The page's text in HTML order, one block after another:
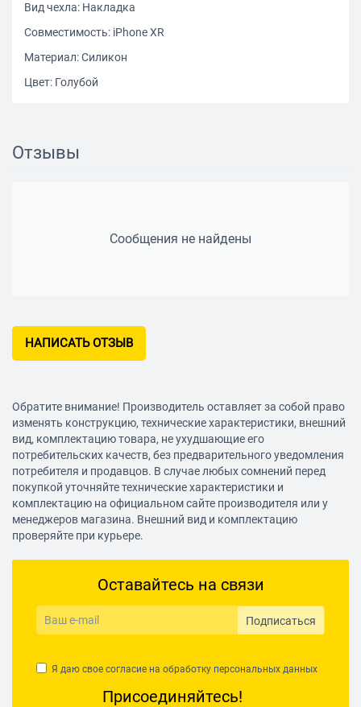
Вид чехла: Накладка
Совместимость: iPhone XR
Материал: Силикон
Цвет: Голубой
Отзывы
Сообщения не найдены
НАПИСАТЬ ОТЗЫВ
Обратите внимание! Производитель оставляет за собой право
изменять конструкцию, технические характеристики, внешний
вид, комплектацию товара, не ухудшающие его
потребительских качеств, без предварительного уведомления
потребителя и продавцов. В случае любых сомнений перед
покупкой уточняйте технические характеристики и
комплектацию на официальном сайте производителя или у
менеджеров магазина. Внешний вид и комплектацию
проверяйте при курьере.
Оставайтесь на связи
Подписаться
Я даю свое согласие на обработку персональных данных
Присоединяйтесь!